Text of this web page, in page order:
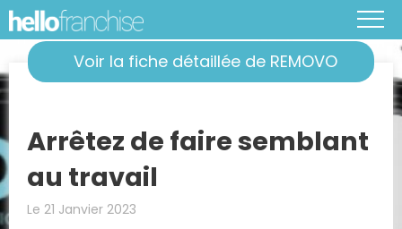
Voir la fiche détaillée de REMOVO
Arrêtez de faire semblant
au travail
Le 21 Janvier 2023